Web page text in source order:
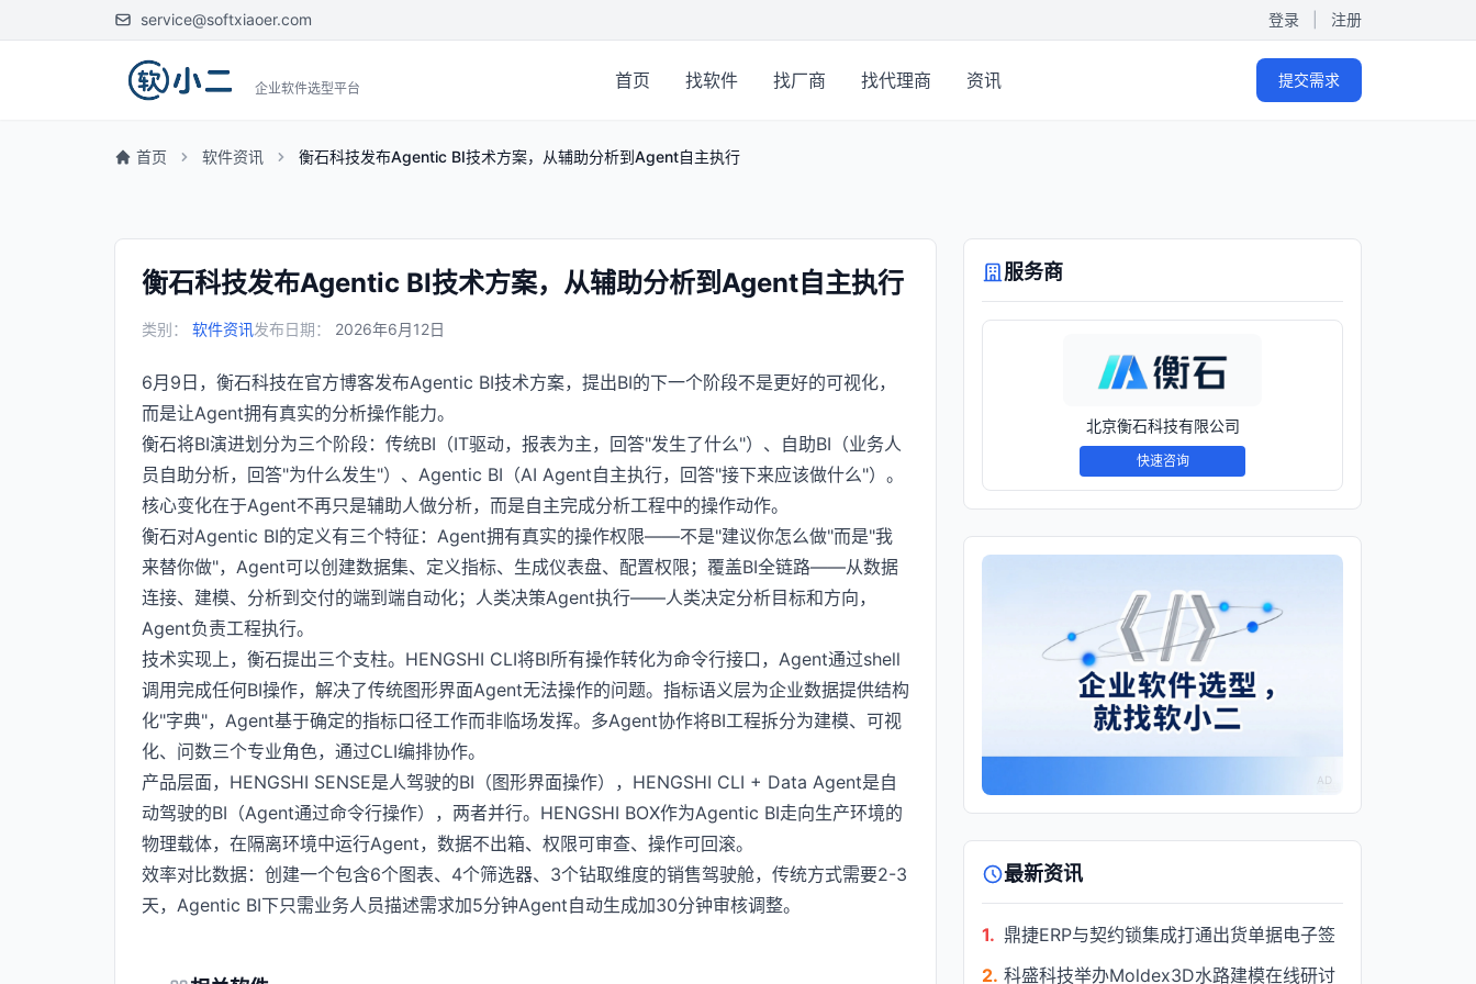
service@softxiaoer.com 登录 注册
企业软件选型平台 首页 找软件 找厂商 找代理商 资讯 提交需求
首页 软件资讯 衡石科技发布Agentic BI技术方案，从辅助分析到Agent自主执行
衡石科技发布Agentic BI技术方案，从辅助分析到Agent自主执行
类别： 软件资讯发布日期： 2026年6月12日
6月9日，衡石科技在官方博客发布Agentic BI技术方案，提出BI的下一个阶段不是更好的可视化，
而是让Agent拥有真实的分析操作能力。
衡石将BI演进划分为三个阶段：传统BI（IT驱动，报表为主，回答"发生了什么"）、自助BI（业务人
员自助分析，回答"为什么发生"）、Agentic BI（AI Agent自主执行，回答"接下来应该做什么"）。
核心变化在于Agent不再只是辅助人做分析，而是自主完成分析工程中的操作动作。
衡石对Agentic BI的定义有三个特征：Agent拥有真实的操作权限——不是"建议你怎么做"而是"我
来替你做"，Agent可以创建数据集、定义指标、生成仪表盘、配置权限；覆盖BI全链路——从数据
连接、建模、分析到交付的端到端自动化；人类决策Agent执行——人类决定分析目标和方向，
Agent负责工程执行。
技术实现上，衡石提出三个支柱。HENGSHI CLI将BI所有操作转化为命令行接口，Agent通过shell
调用完成任何BI操作，解决了传统图形界面Agent无法操作的问题。指标语义层为企业数据提供结构
化"字典"，Agent基于确定的指标口径工作而非临场发挥。多Agent协作将BI工程拆分为建模、可视
化、问数三个专业角色，通过CLI编排协作。
产品层面，HENGSHI SENSE是人驾驶的BI（图形界面操作），HENGSHI CLI + Data Agent是自
动驾驶的BI（Agent通过命令行操作），两者并行。HENGSHI BOX作为Agentic BI走向生产环境的
物理载体，在隔离环境中运行Agent，数据不出箱、权限可审查、操作可回滚。
效率对比数据：创建一个包含6个图表、4个筛选器、3个钻取维度的销售驾驶舱，传统方式需要2-3
天，Agentic BI下只需业务人员描述需求加5分钟Agent自动生成加30分钟审核调整。
服务商
北京衡石科技有限公司
快速咨询
AD
最新资讯
1. 鼎捷ERP与契约锁集成打通出货单据电子签
2. 科盛科技举办Moldex3D水路建模在线研讨